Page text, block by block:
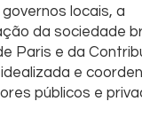
locais, a
da sociedade
Paris e da
e
públicos e